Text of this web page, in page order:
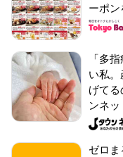
ーポン
「多
い私
げて
ンネッ
ゼロま